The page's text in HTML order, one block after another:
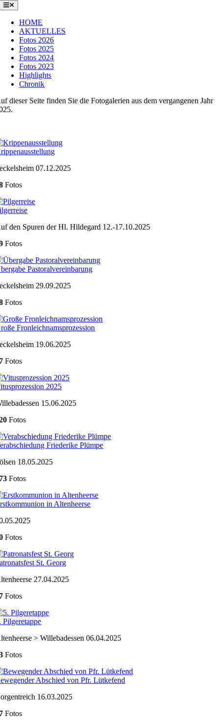
Toggle
Navigation
HOME
AKTUELLES
Fotos 2026
Fotos 2025
Fotos 2024
Fotos 2023
Highlights
Chronik
dieser Seite finden Sie die Fotogalerien aus dem vergangenen Jahr
07.12.2025
Fotos
den Spuren der Hl. Hildegard 12.-17.10.2025
Fotos
Pastoralvereinbarung
29.09.2025
Fotos
Fronleichnamsprozession
19.06.2025
Fotos
2025
15.06.2025
Fotos
Friederike Plümpe
18.05.2025
Fotos
in Altenheerse
Fotos
St. Georg
27.04.2025
Fotos
Pilgeretappe
> Willebadessen 06.04.2025
Fotos
Abschied von Pfr. Lütkefend
16.03.2025
Fotos